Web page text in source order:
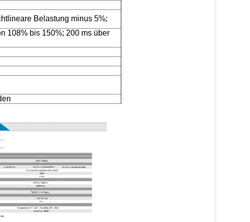
Belastung minus 5%;
108% bis 150%; 200 ms über